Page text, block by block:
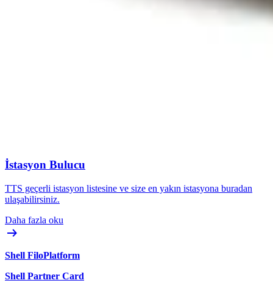
İstasyon Bulucu
TTS geçerli istasyon listesine ve size en yakın istasyona buradan
ulaşabilirsiniz.
Daha fazla oku
Shell FiloPlatform
Shell Partner Card